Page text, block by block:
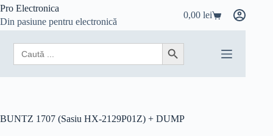
Sari
conținut
Pro Electronica
Din pasiune pentru electronică
Coș
de
cumpărături
0,00lei
Search
for:
Search Button
BUNTZ 1707 (Sasiu HX-2129P01Z) + DUMP